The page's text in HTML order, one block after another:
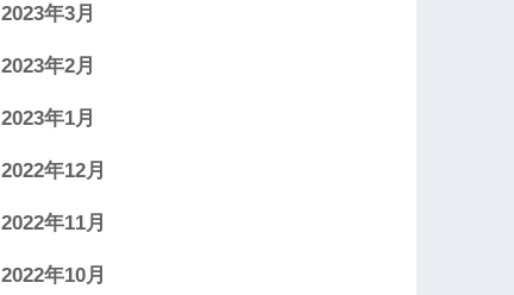
2023年3月
2023年2月
2023年1月
2022年12月
2022年11月
2022年10月